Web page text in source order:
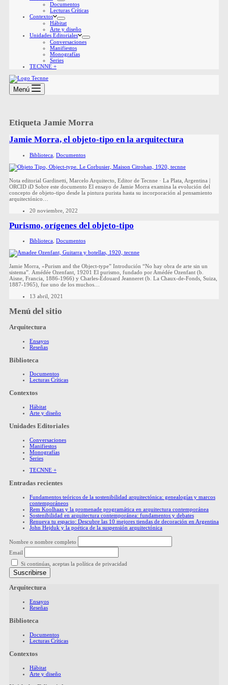
Documentos
Lecturas Críticas
Contextos
Hábitat
Arte y diseño
Unidades Editoriales
Conversaciones
Manifiestos
Monografías
Series
TECNNE +
Menú
Etiqueta Jamie Morra
Jamie Morra, el objeto-tipo en la arquitectura
Biblioteca Documentos
Nota editorial Gardinetti, Marcelo Arquitecto, Editor de Tecnne · La Plata, Argentina |
ORCID iD Sobre este documento El ensayo de Jamie Morra examina la evolución del
concepto de objeto-tipo desde la pintura purista hasta su incorporación al pensamiento
arquitectónico…
20 noviembre, 2022
Purismo, orígenes del objeto-tipo
Biblioteca, Documentos
Jamie Morra, «Purism and the Object-type” Introdución “No hay obra de arte sin un
sistema”. Amédée Ozenfant, 19201 El purismo, fundado por Amédée Ozenfant (b.
Aisne, Francia, 1886-1966) y Charles-Édouard Jeanneret (b. La Chaux-de-Fonds, Suiza,
1887-1965), fue uno de los muchos…
13 abril, 2021
Menú del sitio
Arquitectura
Ensayos
Reseñas
Biblioteca
Documentos
Lecturas Críticas
Contextos
Hábitat
Arte y diseño
Unidades Editoriales
Conversaciones
Manifiestos
Monografías
Series
TECNNE +
Entradas recientes
Fundamentos teóricos de la sostenibilidad arquitectónica: genealogías y marcos
contemporáneos
Rem Koolhaas y la promenade programática en arquitectura contemporánea
Sostenibilidad en arquitectura contemporánea: fundamentos y debates
Renueva tu espacio: Descubre las 10 mejores tiendas de decoración en Argentina
John Hejduk y la poética de la suspensión arquitectónica
Nombre o nombre completo
Email
Si continúas, aceptas la política de privacidad
Arquitectura
Ensayos
Reseñas
Biblioteca
Documentos
Lecturas Críticas
Contextos
Hábitat
Arte y diseño